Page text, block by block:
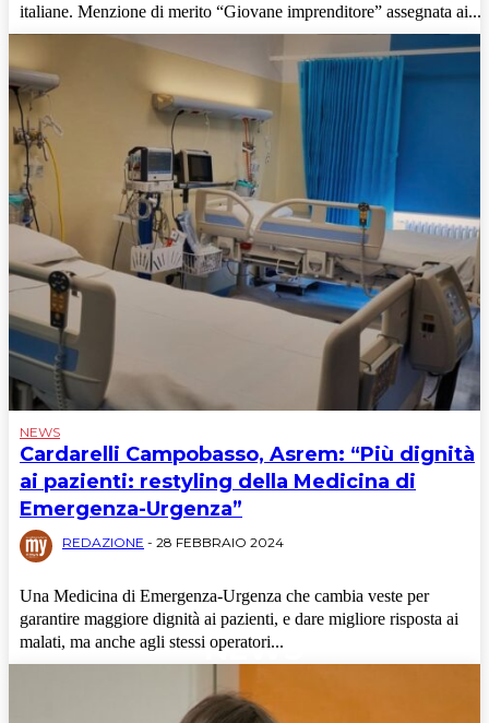
NEWS
Cronaca
italiane. Menzione di merito “Giovane imprenditore” assegnata ai...
NEWS
Cardarelli Campobasso, Asrem: “Più dignità
ai pazienti: restyling della Medicina di
Emergenza-Urgenza”
REDAZIONE - 28 FEBBRAIO 2024
Una Medicina di Emergenza-Urgenza che cambia veste per
garantire maggiore dignità ai pazienti, e dare migliore risposta ai
malati, ma anche agli stessi operatori...